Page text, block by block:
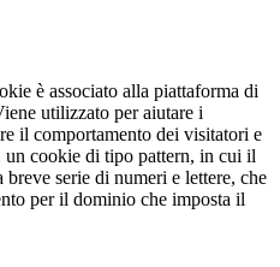
è associato alla piattaforma di
utilizzato per aiutare i
il comportamento dei visitatori e
un cookie di tipo pattern, in cui il
breve serie di numeri e lettere, che
per il dominio che imposta il